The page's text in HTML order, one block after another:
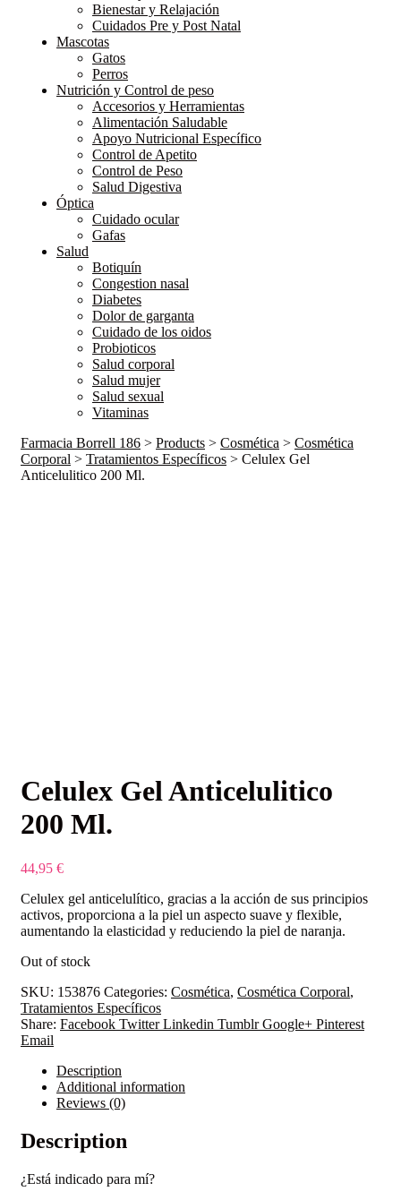
Bienestar y Relajación
Cuidados Pre y Post Natal
Mascotas
Gatos
Perros
Nutrición y Control de peso
Accesorios y Herramientas
Alimentación Saludable
Apoyo Nutricional Específico
Control de Apetito
Control de Peso
Salud Digestiva
Óptica
Cuidado ocular
Gafas
Salud
Botiquín
Congestion nasal
Diabetes
Dolor de garganta
Cuidado de los oidos
Probioticos
Salud corporal
Salud mujer
Salud sexual
Vitaminas
Farmacia Borrell 186 > Products > Cosmética > Cosmética
Corporal > Tratamientos Específicos > Celulex Gel
Anticelulitico 200 Ml.
Celulex Gel Anticelulitico
200 Ml.
44,95 €
Celulex gel anticelulítico, gracias a la acción de sus principios
activos, proporciona a la piel un aspecto suave y flexible,
aumentando la elasticidad y reduciendo la piel de naranja.
Out of stock
SKU: 153876 Categories: Cosmética, Cosmética Corporal,
Tratamientos Específicos
Share: Facebook Twitter Linkedin Tumblr Google+ Pinterest
Email
Description
Additional information
Reviews (0)
Description
¿Está indicado para mí?